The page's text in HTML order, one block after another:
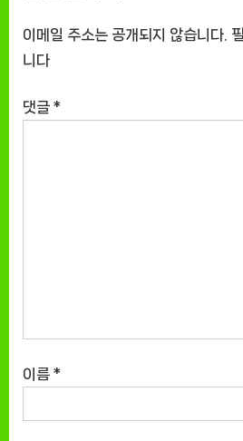
이메일 주소는 공개되지 않습니다.
니다
댓글 *
이름 *